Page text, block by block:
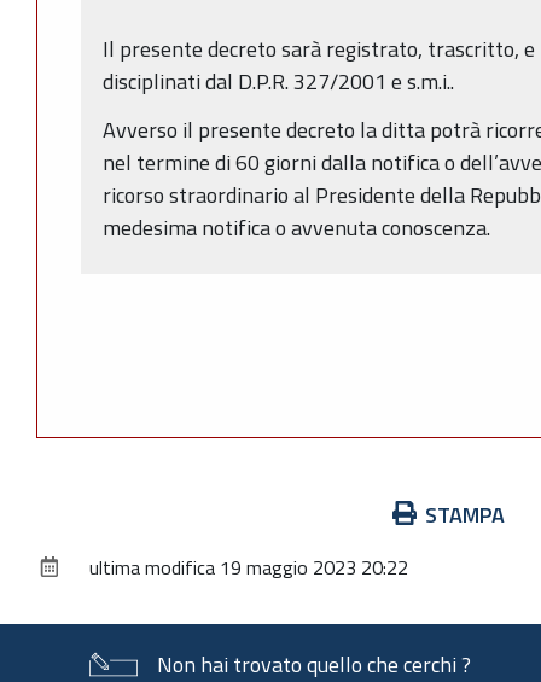
Il presente decreto sarà registrato, trascritto,
disciplinati dal D.P.R. 327/2001 e s.m.i..
Avverso il presente decreto la ditta potrà
nel termine di 60 giorni dalla notifica o
ricorso straordinario al Presidente della
medesima notifica o avvenuta conoscenza.
documento
STAMPA
ultima modifica 19 maggio 2023 20:22
Non hai trovato quello che cerchi ?